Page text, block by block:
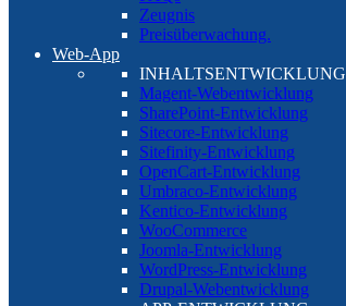
Zeugnis
Preisüberwachung.
Web-App
INHALTSENTWICKLUNG
Magent-Webentwicklung
SharePoint-Entwicklung
Sitecore-Entwicklung
Sitefinity-Entwicklung
OpenCart-Entwicklung
Umbraco-Entwicklung
Kentico-Entwicklung
WooCommerce
Joomla-Entwicklung
WordPress-Entwicklung
Drupal-Webentwicklung